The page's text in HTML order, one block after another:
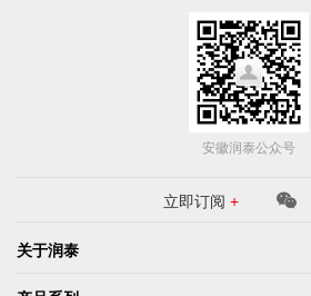
安徽润泰公众号
立即订阅 +
关于润泰